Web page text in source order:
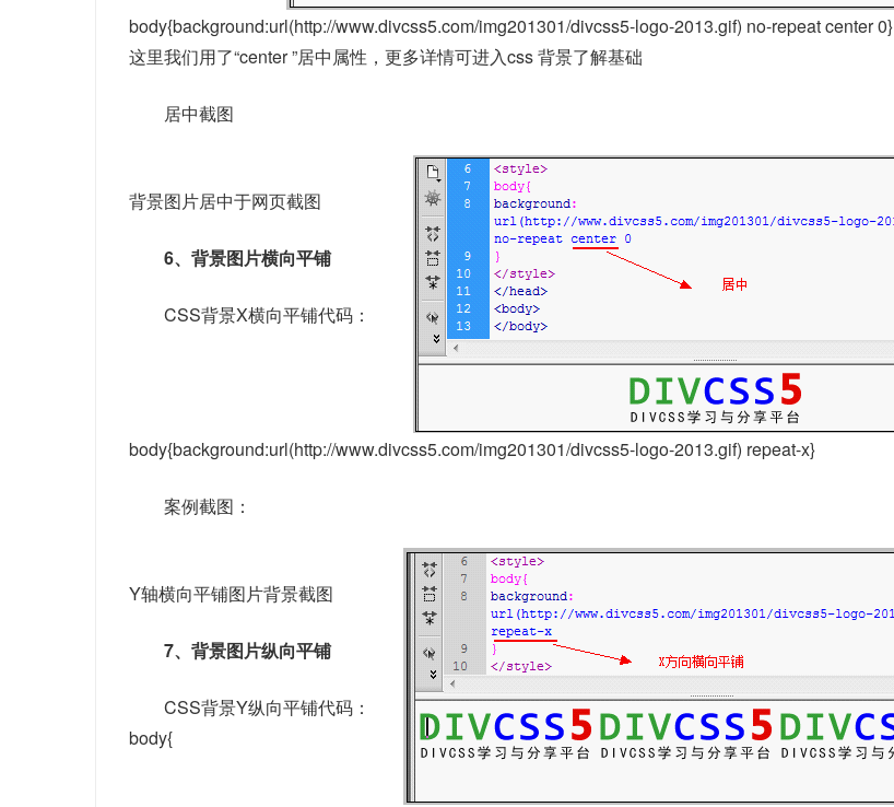
body{background:url(http://www.divcss5.com/img201301/divcss5-logo-2013.gif) no-repeat center 0}
这里我们用了“center ”居中属性，更多详情可进入css 背景了解基础
居中截图
背景图片居中于网页截图
6、背景图片横向平铺
CSS背景X横向平铺代码：
body{background:url(http://www.divcss5.com/img201301/divcss5-logo-2013.gif) repeat-x}
案例截图：
Y轴横向平铺图片背景截图
7、背景图片纵向平铺
CSS背景Y纵向平铺代码：
body{